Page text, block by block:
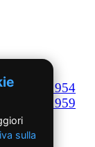
1954
1959
sulla